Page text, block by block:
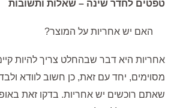
טפטים לחדר שינה – שאלות ותשובות
האם יש אחריות על המוצר?
אחריות היא דבר שבהחלט צריך להיות
מסוימים, יחד עם זאת, כן חשוב לוודא
שאתם רוכשים יש אחריות. בדקו זאת